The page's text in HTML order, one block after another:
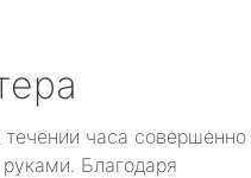
часа совершенно
Благодаря